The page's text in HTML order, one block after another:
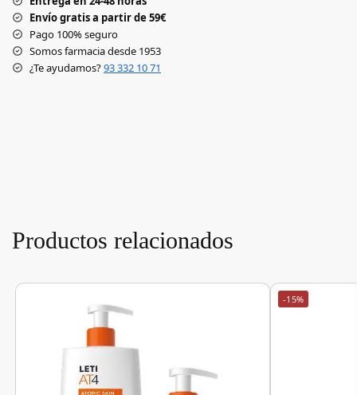
Envío gratis a partir de 59€
Pago 100% seguro
Somos farmacia desde 1953
¿Te ayudamos?93 332 10 71
Productos relacionados
-15%